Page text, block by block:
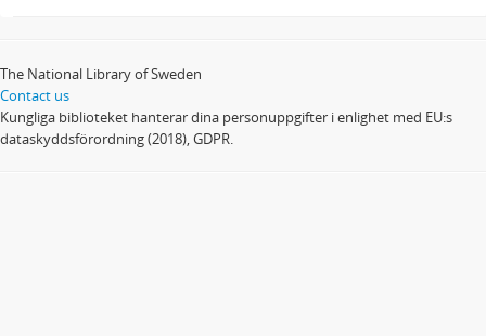
The National Library of Sweden
Contact us
Kungliga biblioteket hanterar dina personuppgifter i enlighet med EU:s
dataskyddsförordning (2018), GDPR.